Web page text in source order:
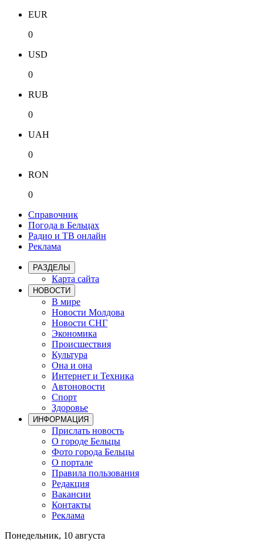
EUR
0
USD
0
RUB
0
UAH
0
RON
0
Справочник
Погода в Бельцах
Радио и ТВ онлайн
Реклама
РАЗДЕЛЫ
Карта сайта
НОВОСТИ
В мире
Новости Молдова
Новости СНГ
Экономика
Происшествия
Культура
Она и она
Интернет и Техника
Автоновости
Спорт
Здоровье
ИНФОРМАЦИЯ
Прислать новость
О городе Бельцы
Фото города Бельцы
О портале
Правила пользования
Редакция
Вакансии
Контакты
Реклама
Понедельник, 10 августа